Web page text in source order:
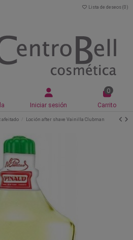
Lista de deseos (0 )
Iniciar sesión
0
Carrito
afeitado Loción after shave Vainilla Clubman